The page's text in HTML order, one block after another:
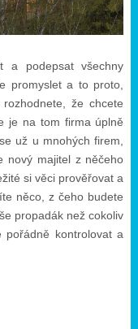
a podepsat všechny
promyslet a to proto,
že chcete
je na tom firma úplně
už u mnohých firem,
nový majitel z něčeho
si věci prověřovat a
něco, z čeho budete
propadák než cokoliv
kontrolovat a